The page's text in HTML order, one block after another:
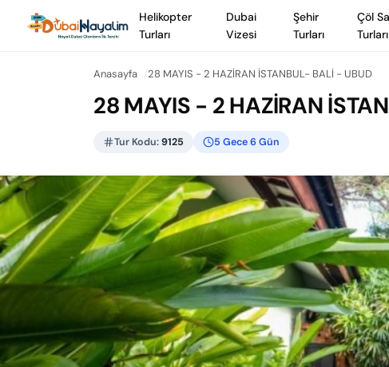
Helikopter
Turları
Dubai
Vizesi
Şehir
Turları
Çöl
Turları
Anasayfa 28 MAYIS - 2 HAZİRAN İSTANBUL- BALİ - UBUD
28 MAYIS - 2 HAZİRAN
Tur Kodu:9125 5 Gece 6 Gün